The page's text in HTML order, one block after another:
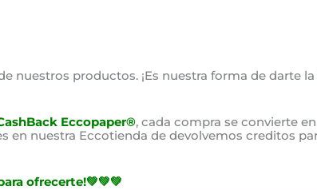
nuestros productos. ¡Es nuestra forma de darte
Eccopaper®, cada compra se convierte
nuestra Eccotienda de devolvemos creditos
ofrecerte!💚💚💚